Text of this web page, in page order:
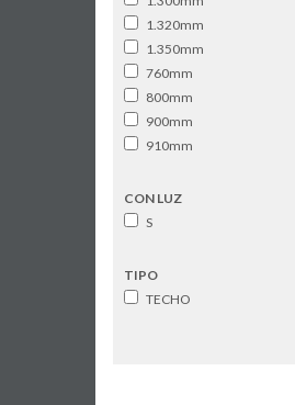
1.320mm
1.350mm
760mm
800mm
900mm
910mm
CON LUZ
S
TIPO
TECHO